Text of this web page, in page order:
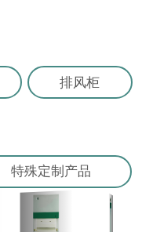
排风柜
特殊定制产品